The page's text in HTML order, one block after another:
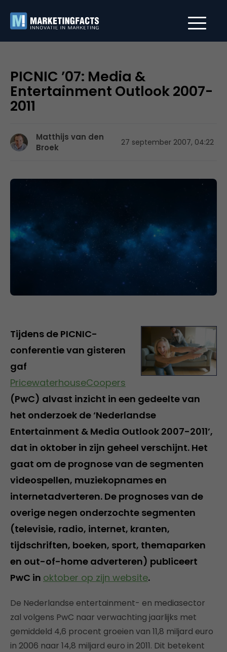
PICNIC ’07: Media &
Entertainment Outlook 2007-
2011
Matthijs van den
Broek
27 september 2007, 04:22
Tijdens de PICNIC-
conferentie van gisteren
gaf
PricewaterhouseCoopers
(PwC) alvast inzicht in een gedeelte van
het onderzoek de ‘Nederlandse
Entertainment & Media Outlook 2007-2011’,
dat in oktober in zijn geheel verschijnt. Het
gaat om de prognose van de segmenten
videospellen, muziekopnames en
internetadverteren. De prognoses van de
overige negen onderzochte segmenten
(televisie, radio, internet, kranten,
tijdschriften, boeken, sport, themaparken
en out-of-home adverteren) publiceert
PwC in oktober op zijn website.
De Nederlandse entertainment- en mediasector
zal volgens PwC naar verwachting jaarlijks met
gemiddeld 4,6 procent groeien van 11,8 miljard euro
in 2006 naar 14,8 miljard euro in 2011. Dit betekent